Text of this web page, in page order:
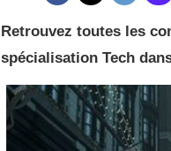
Retrouvez toutes les
spécialisation Tech